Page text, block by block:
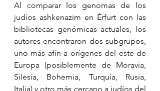
Al comparar los genomas de los
judíos ashkenazim en Érfurt con las
bibliotecas genómicas actuales, los
autores encontraron dos subgrupos,
uno más afín a orígenes del este de
Europa (posiblemente de Moravia,
Silesia, Bohemia, Turquía, Rusia,
Italia) y otro más cercano a judíos del